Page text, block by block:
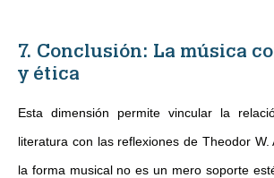
7. Conclusión: La música
y ética
Esta dimensión permite vincular la
literatura con las reflexiones de Theodor W.
la forma musical no es un mero soporte